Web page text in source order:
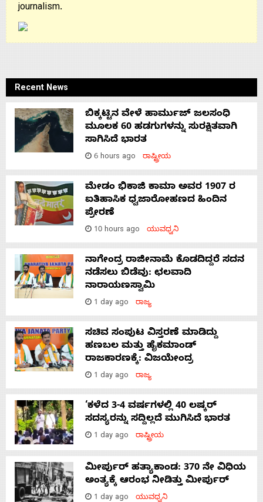
journalism.
Recent News
ಬಿಕ್ಕಟ್ಟಿನ ವೇಳೆ ಹಾರ್ಮುಜ್ ಜಲಸಂಧಿ
ಮೂಲಕ 60 ಹಡಗುಗಳನ್ನು ಸುರಕ್ಷಿತವಾಗಿ
ಸಾಗಿಸಿದೆ ಭಾರತ
6 hours ago ರಾಷ್ಟ್ರೀಯ
ಮೇಡಂ ಭಿಕಾಜಿ ಕಾಮಾ ಅವರ 1907 ರ
ಐತಿಹಾಸಿಕ ಧ್ವಜಾರೋಹಣದ ಹಿಂದಿನ
ಪ್ರೇರಣೆ
10 hours ago ಯುವಧ್ವನಿ
ನಾಗೇಂದ್ರ ರಾಜೀನಾಮೆ ಕೊಡದಿದ್ದರೆ ಸದನ
ನಡೆಸಲು ಬಿಡೆವು: ಛಲವಾದಿ
ನಾರಾಯಣಸ್ವಾಮಿ
1 day ago ರಾಜ್ಯ
ಸಚಿವ ಸಂಪುಟ ವಿಸ್ತರಣೆ ಮಾಡಿದ್ದು
ಹಣಬಲ ಮತ್ತು ಹೈಕಮಾಂಡ್
ರಾಜಕಾರಣಕ್ಕೆ: ವಿಜಯೇಂದ್ರ
1 day ago ರಾಜ್ಯ
‘ಕಳೆದ 3-4 ವರ್ಷಗಳಲ್ಲಿ 40 ಲಷ್ಕರ್
ಸದಸ್ಯರನ್ನು ಸದ್ದಿಲ್ಲದೆ ಮುಗಿಸಿದೆ ಭಾರತ
1 day ago ರಾಷ್ಟ್ರೀಯ
ಮೀರ್ಪುರ್ ಹತ್ಯಾಕಾಂಡ: 370 ನೇ ವಿಧಿಯ
ಅಂತ್ಯಕ್ಕೆ ಆರಂಭ ನೀಡಿತ್ತು ಮೀರ್ಪುರ್
1 day ago ಯುವಧ್ವನಿ